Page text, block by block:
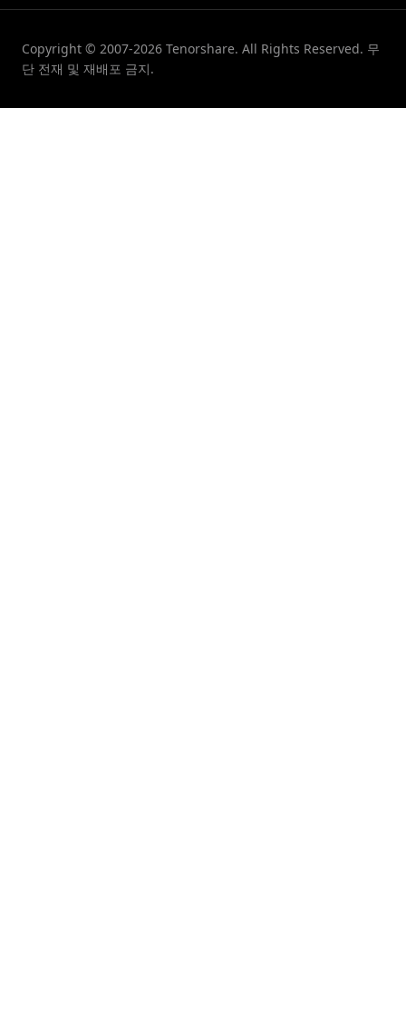
Copyright © 2007-2026 Tenorshare. All Rights Reserved. 무
단 전재 및 재배포 금지.